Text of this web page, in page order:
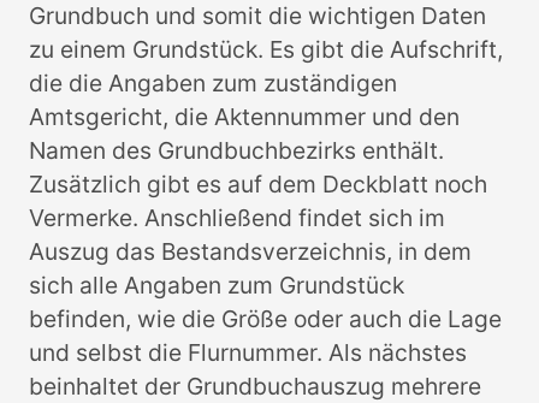
Grundbuch und somit die wichtigen Daten
zu einem Grundstück. Es gibt die Aufschrift,
die die Angaben zum zuständigen
Amtsgericht, die Aktennummer und den
Namen des Grundbuchbezirks enthält.
Zusätzlich gibt es auf dem Deckblatt noch
Vermerke. Anschließend findet sich im
Auszug das Bestandsverzeichnis, in dem
sich alle Angaben zum Grundstück
befinden, wie die Größe oder auch die Lage
und selbst die Flurnummer. Als nächstes
beinhaltet der Grundbuchauszug mehrere